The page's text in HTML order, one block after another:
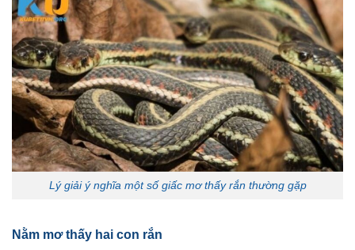
Lý giải ý nghĩa một số giấc mơ thấy rắn thường gặp
Nằm mơ thấy hai con rắn